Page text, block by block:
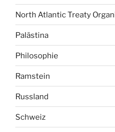
North Atlantic Treaty
Palästina
Philosophie
Ramstein
Russland
Schweiz